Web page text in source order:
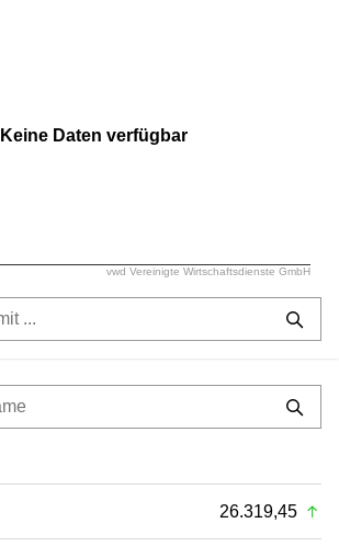
vwd Vereinigte Wirtschaftsdienste GmbH
Keine Daten verfügbar
26.319,45